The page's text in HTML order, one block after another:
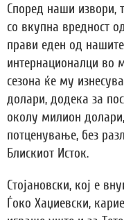
Според наши извори,
со вкупна вредност
прави еден од
интернационалци во
сезона ќе му
долари, додека за
околу милион
потценување, без
Блискиот Исток.
Стојановски, кој е
Ѓоко Хаџиевски,